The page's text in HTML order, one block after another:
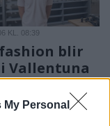
Personal
KL. 08:39
blir
Vallentuna